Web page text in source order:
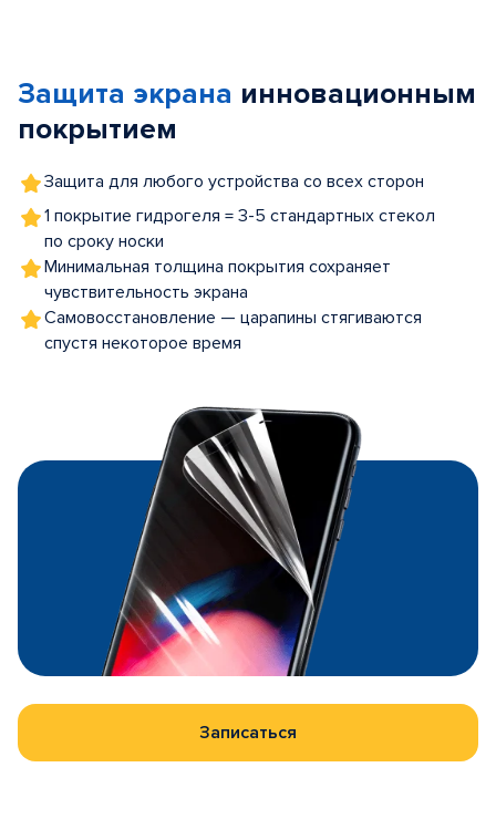
5
Защита экрана инновационным
покрытием
Защита для любого устройства со всех сторон
1 покрытие гидрогеля = 3-5 стандартных стекол
по сроку носки
Минимальная толщина покрытия сохраняет
чувствительность экрана
Самовосстановление — царапины стягиваются
спустя некоторое время
Записаться